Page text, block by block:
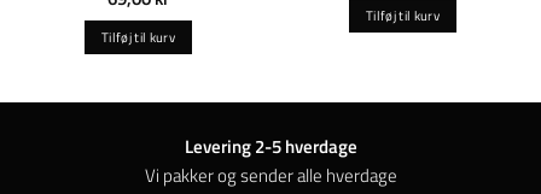
Tilføj til kurv
Tilføj til kurv
Levering 2-5 hverdage
Vi pakker og sender alle hverdage